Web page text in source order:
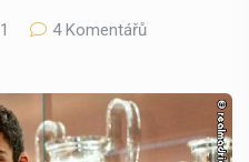
4 Komentářů